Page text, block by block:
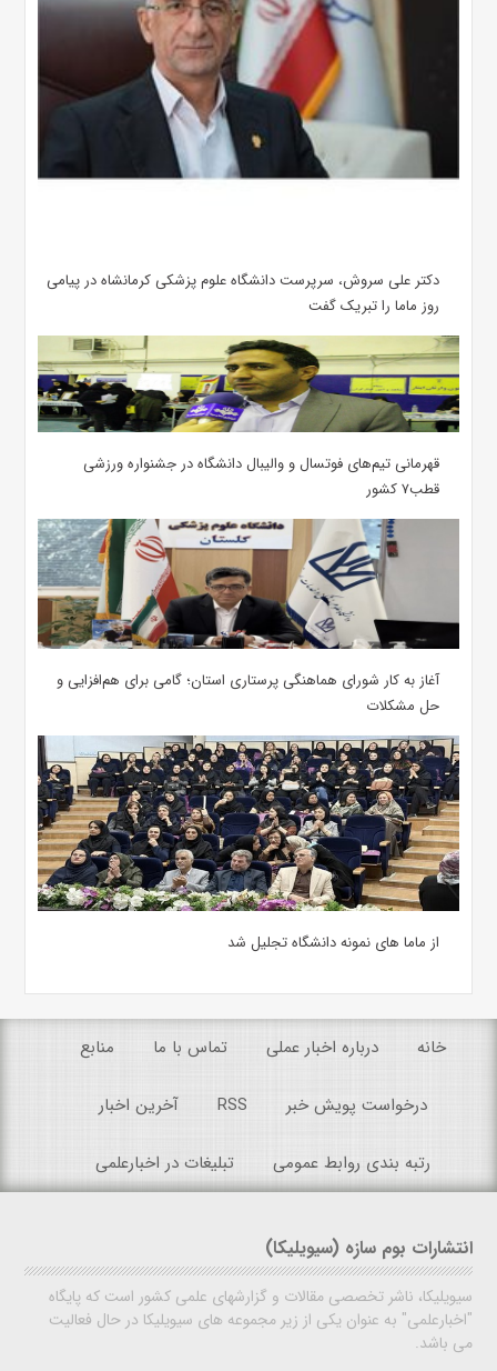
دکتر علی سروش، سرپرست دانشگاه علوم پزشکی کرمانشاه در پیامی
روز ماما را تبریک گفت
قهرمانی تیم‌های فوتسال و والیبال دانشگاه در جشنواره ورزشی
قطب۷ کشور
آغاز به کار شورای هماهنگی پرستاری استان؛ گامی برای هم‌افزایی و
حل مشکلات
از ماما های نمونه دانشگاه تجلیل شد
خانه درباره اخبار عملی تماس با ما منابع
درخواست پویش خبر RSS آخرین اخبار
رتبه بندی روابط عمومی تبلیغات در اخبارعلمی
انتشارات بوم سازه (سیویلیکا)
سیویلیکا، ناشر تخصصی مقالات و گزارشهای علمی کشور است که پایگاه
"اخبارعلمی" به عنوان یکی از زیر مجموعه های سیویلیکا در حال فعالیت
می باشد.